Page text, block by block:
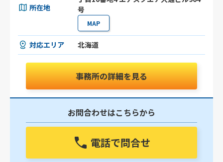
所在地
号
MAP
対応エリア 北海道
事務所の詳細を見る
お問合わせはこちらから
電話で問合せ